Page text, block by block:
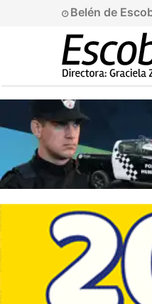
Belén de